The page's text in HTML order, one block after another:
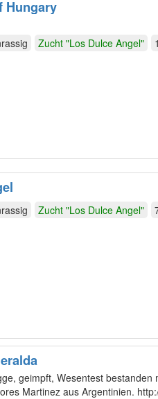
Hungary
Zucht "Los Dulce Angel"
Zucht "Los Dulce Angel"
geimpft, Wesentest bestanden
seinem